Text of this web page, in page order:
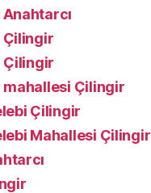
Çilingir
Çilingir
mahallesi Çilingir
Çilingir
Mahallesi Çilingir